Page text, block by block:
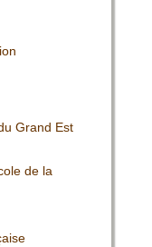
Grand Est
de la